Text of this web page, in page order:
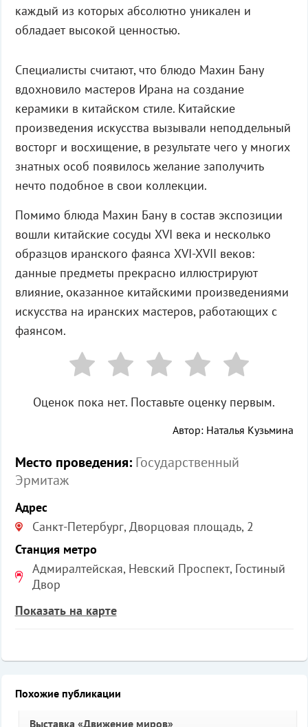
каждый из которых абсолютно уникален и
обладает высокой ценностью.
Специалисты считают, что блюдо Махин Бану
вдохновило мастеров Ирана на создание
керамики в китайском стиле. Китайские
произведения искусства вызывали неподдельный
восторг и восхищение, в результате чего у многих
знатных особ появилось желание заполучить
нечто подобное в свои коллекции.
Помимо блюда Махин Бану в состав экспозиции
вошли китайские сосуды XVI века и несколько
образцов иранского фаянса XVI-XVII веков:
данные предметы прекрасно иллюстрируют
влияние, оказанное китайскими произведениями
искусства на иранских мастеров, работающих с
фаянсом.
Оценок пока нет. Поставьте оценку первым.
Автор: Наталья Кузьмина
Место проведения: Государственный
Эрмитаж
Адрес
Санкт-Петербург, Дворцовая площадь, 2
Станция метро
Адмиралтейская, Невский Проспект, Гостиный
Двор
Показать на карте
Похожие публикации
Выставка «Движение миров»